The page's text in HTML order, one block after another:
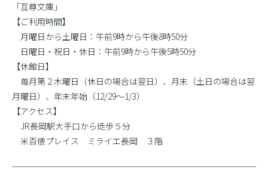
「互尊文庫」
【ご利用時間】
月曜日から土曜日：午前9時から午後8時50分
日曜日・祝日・休日：午前9時から午後5時50分
【休館日】
毎月第２木曜日（休日の場合は翌日）、月末（土日の場合は翌
月曜日）、年末年始（12/29〜1/3）
【アクセス】
JR長岡駅大手口から徒歩５分
米百俵プレイス ミライエ長岡 ３階